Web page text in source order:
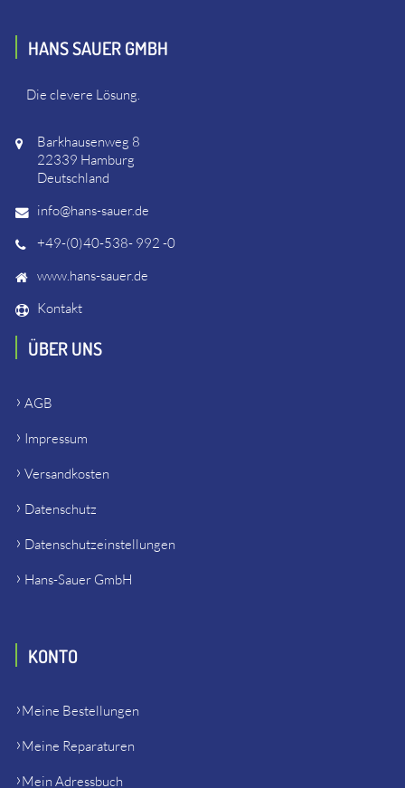
HANS SAUER GMBH
Die clevere Lösung.
Barkhausenweg 8
22339 Hamburg
Deutschland
info@hans-sauer.de
+49-(0)40-538- 992 -0
www.hans-sauer.de
Kontakt
ÜBER UNS
AGB
Impressum
Versandkosten
Datenschutz
Datenschutzeinstellungen
Hans-Sauer GmbH
KONTO
Meine Bestellungen
Meine Reparaturen
Mein Adressbuch